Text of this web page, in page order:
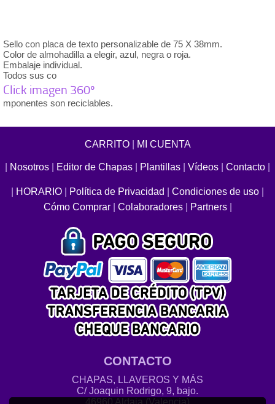
Sello con placa de texto personalizable de 75 X 38mm.
Color de almohadilla a elegir, azul, negra o roja.
Embalaje individual.
Todos sus co
Click imagen 360º
mponentes son reciclables.
CARRITO| MI CUENTA
Nosotros Editor de Chapas Plantillas Vídeos Contacto
HORARIO Política de Privacidad Condiciones de uso
Cómo Comprar
Colaboradores Partners
CONTACTO
CHAPAS, LLAVEROS Y MÁS
C/ Joaquin Rodrigo, 9, bajo.